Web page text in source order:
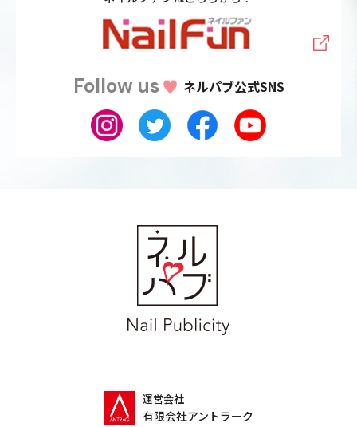
Follow us ネルパブ公式SNS
運営会社
有限会社アントラーク